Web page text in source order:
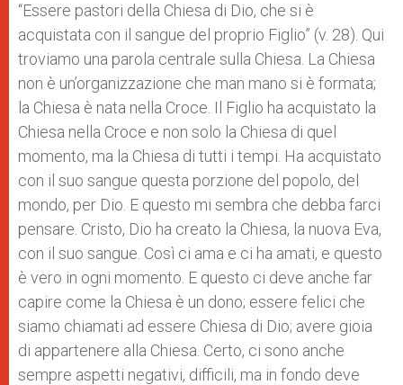
“Essere pastori della Chiesa di Dio, che si è
acquistata con il sangue del proprio Figlio” (v. 28). Qui
troviamo una parola centrale sulla Chiesa. La Chiesa
non è un’organizzazione che man mano si è formata;
la Chiesa è nata nella Croce. Il Figlio ha acquistato la
Chiesa nella Croce e non solo la Chiesa di quel
momento, ma la Chiesa di tutti i tempi. Ha acquistato
con il suo sangue questa porzione del popolo, del
mondo, per Dio. E questo mi sembra che debba farci
pensare. Cristo, Dio ha creato la Chiesa, la nuova Eva,
con il suo sangue. Così ci ama e ci ha amati, e questo
è vero in ogni momento. E questo ci deve anche far
capire come la Chiesa è un dono; essere felici che
siamo chiamati ad essere Chiesa di Dio; avere gioia
di appartenere alla Chiesa. Certo, ci sono anche
sempre aspetti negativi, difficili, ma in fondo deve